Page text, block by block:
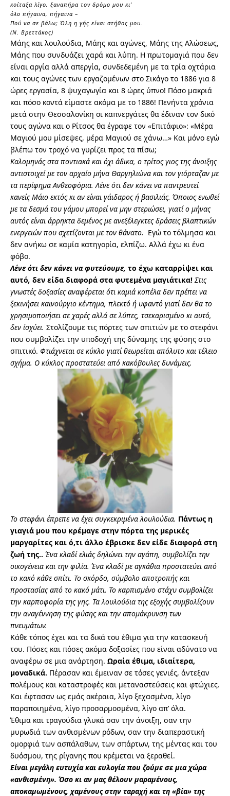
κοίταξα λίγο, ξαναπήρα τον δρόμο μου κι’
όλοπήγαινα, πήγαινα –
Πού να σε βάλω;Όλη η γής είναι στήθος μου.
(Ν. Βρεττάκος)
Μάης και λουλούδια, Μάης και αγώνες, Μάης της Αλώσεως,
Μάης που συνδυάζει χαρά και λύπη. Η πρωτομαγιά που δεν
είναι αργία αλλά απεργία, συνδεδεμένη με τα τρία οχτάρια
και τους αγώνες των εργαζομένων στο Σικάγο το 1886 για 8
ώρες εργασία, 8 ψυχαγωγία και 8 ώρες ύπνο! Πόσο μακριά
και πόσο κοντά είμαστε ακόμα με το 1886! Πενήντα χρόνια
μετά στην Θεσσαλονίκη οι καπνεργάτες θα έδιναν τον δικό
τους αγώνα και ο Ρίτσος θα έγραφε τον «Επιτάφιο»: «Μέρα
Μαγιού μου μίσεψες, μέρα Μαγιού σε χάνω…» Και μόνο εγώ
βλέπω τον τροχό να γυρίζει προς τα πίσω;
Καλομηνάς στα ποντιακά και όχι άδικα, ο τρίτος γιος της άνοιξης
αντιστοιχεί με τον αρχαίο μήνα Θαργηλιώνα και τον γιόρταζαν με
τα περίφημα Ανθεοφόρια. Λένε ότι δεν κάνει να παντρευτεί
κανείς Μάιο εκτός κι αν είναι γάιδαρος ή βασιλιάς. Όποιος ενωθεί
με τα δεσμά του γάμου μπορεί να μην στεριώσει, γιατί ο μήνας
αυτός είναι άρρηκτα δεμένος με ανεξέλεγκτες δράσεις βλαπτικών
ενεργειών που σχετίζονται με τον θάνατο. Εγώ το τόλμησα και
δεν ανήκω σε καμία κατηγορία, ελπίζω. Αλλά έχω κι ένα
φόβο.
Λένε ότι δεν κάνει να φυτεύουμε, το έχω καταρρίψει και
αυτό, δεν είδα διαφορά στα φυτεμένα μαγιάτικα!Στις
γνωστές δοξασίες αναφέρεται ότι καμιά κοπέλα δεν πρέπει να
ξεκινήσει καινούργιο κέντημα, πλεκτό ή υφαντό γιατί δεν θα το
χρησιμοποιήσει σε χαρές αλλά σε λύπες, τσεκαρισμένο κι αυτό,
δεν ίσχύει. Στολίζουμε τις πόρτες των σπιτιών με το στεφάνι
που συμβολίζει την υποδοχή της δύναμης της φύσης στο
σπιτικό. Φτιάχνεται σε κύκλο γιατί θεωρείται απόλυτο και τέλειο
σχήμα. Ο κύκλος προστατεύει από κακόβουλες δυνάμεις.
Το στεφάνι έπρεπε να έχει συγκεκριμένα λουλούδια. Πάντως η
γιαγιά μου που κρέμαγε στην πόρτα της μερικές
μαργαρίτες και ό,τι άλλο έβρισκε δεν είδε διαφορά στη
ζωή της.. Ένα κλαδί ελιάς δηλώνει την αγάπη, συμβολίζει την
οικογένεια και την φιλία. Ένα κλαδί με αγκάθια προστατεύει από
το κακό κάθε σπίτι. Το σκόρδο, σύμβολο αποτροπής και
προστασίας από το κακό μάτι. Το καρπισμένο στάχυ συμβολίζει
την καρποφορία της γης. Τα λουλούδια της εξοχής συμβολίζουν
την αναγέννηση της φύσης και την απομάκρυνση των
πνευμάτων.
Κάθε τόπος έχει και τα δικά του έθιμα για την κατασκευή
του. Πόσες και πόσες ακόμα δοξασίες που είναι αδύνατο να
αναφέρω σε μια ανάρτηση. Ωραία έθιμα, ιδιαίτερα,
μοναδικά. Πέρασαν και έμειναν σε τόσες γενιές, άντεξαν
πολέμους και καταστροφές και μεταναστεύσεις και φτώχιες.
Και έφτασαν ως εμάς ακέραια, λίγο ξεχασμένα, λίγο
παραποιημένα, λίγο προσαρμοσμένα, λίγο απ’ όλα.
Έθιμα και τραγούδια γλυκά σαν την άνοιξη, σαν την
μυρωδιά των ανθισμένων ρόδων, σαν την διαπεραστική
ομορφιά των ασπάλαθων, των σπάρτων, της μέντας και του
δυόσμου, της ρίγανης που κρέμεται να ξεραθεί.
Είναι μεγάλη ευτυχία και ευλογία που ζούμε σε μια χώρα
«ανθισμένη». Όσο κι αν μας θέλουν μαραμένους,
αποκαμωμένους, χαμένους στην ταραχή και τη «βία» της